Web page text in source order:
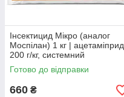
Інсектицид Мікро (аналог
Моспілан) 1 кг | ацетаміприд
200 г/кг, системний
інсектицид від колорадського
жука, попелиці, трипсів та
Готово до відправки
660 ₴